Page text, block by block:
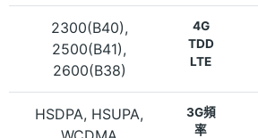
2300(B40),
2500(B41),
2600(B38)
4G
TDD
LTE
HSDPA, HSUPA,
3G頻
率